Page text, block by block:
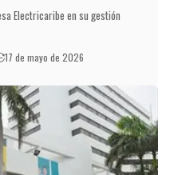
Electricaribe en su gestión
17 de mayo de 2026